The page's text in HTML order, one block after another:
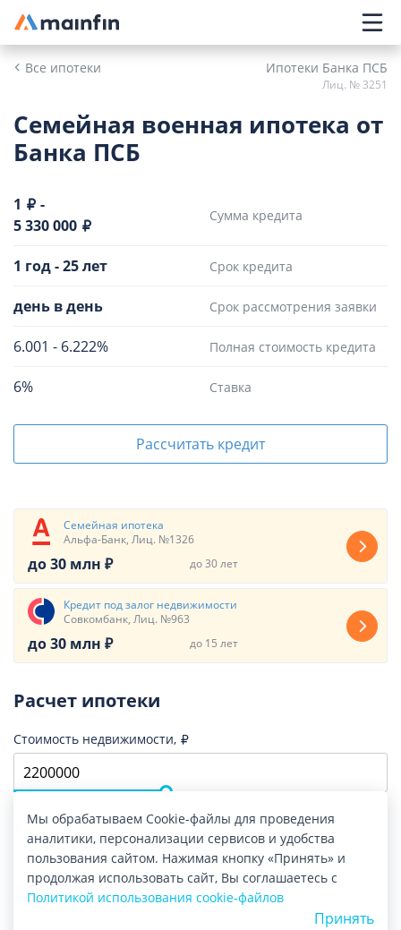
Главное меню
Все ипотеки Ипотеки Банка ПСБ
Лиц. № 3251
Семейная военная ипотека от
Банка ПСБ
Сумма кредита
1
-
5 330 000
Срок кредита
1 год-25 лет
Срок рассмотрения заявки
день в день
Полная стоимость кредита
6.001 - 6.222%
Ставка
6%
Рассчитать кредит
Семейная ипотека
Альфа-Банк, Лиц. №1326
до 30 млн ₽ до 30 лет
Кредит под залог недвижимости
Совкомбанк, Лиц. №963
до 30 млн ₽ до 15 лет
Расчет ипотеки
Стоимость недвижимости,
Первоночальный взнос, и %
Срок кредита, мес
Мы обрабатываем Cookie-файлы для проведения
аналитики, персонализации сервисов и удобства
пользования сайтом. Нажимая кнопку «Принять» и
продолжая использовать сайт, Вы соглашаетесь с
Политикой использования cookie-файлов
Принять